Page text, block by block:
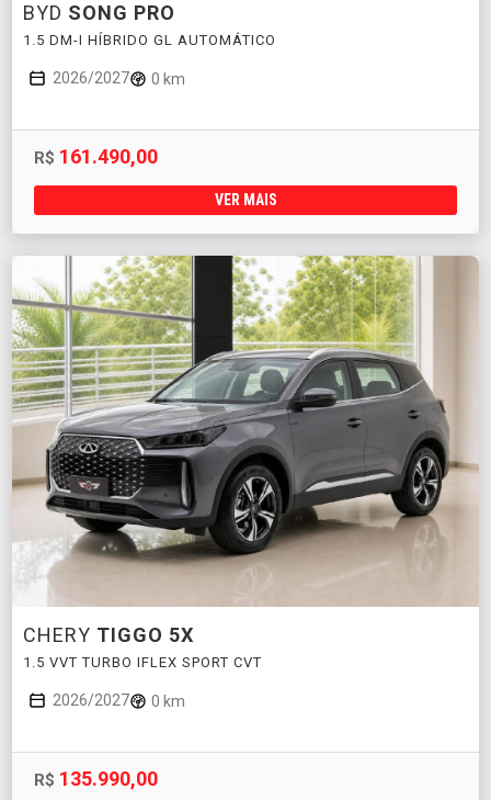
BYD SONG PRO
1.5 DM-I HÍBRIDO GL AUTOMÁTICO
2026/2027 0 km
R$ 161.490,00
VER MAIS
CHERY TIGGO 5X
1.5 VVT TURBO IFLEX SPORT CVT
2026/2027 0 km
R$ 135.990,00